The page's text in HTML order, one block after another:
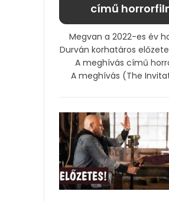
című
Megvan a 2022-es év
Durván korhatáros
A meghívás című
A meghívás (The